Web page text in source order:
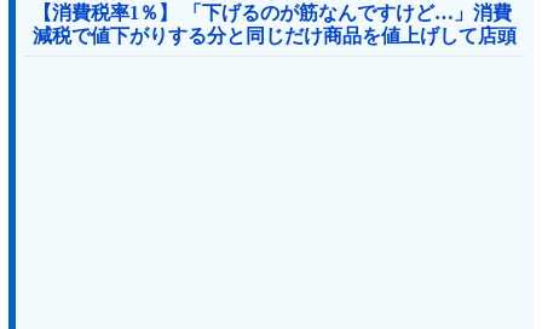
【消費税率1％】 「下げるのが筋なんですけど…」消費
減税で値下がりする分と同じだけ商品を値上げして店頭
価格を変えない店も